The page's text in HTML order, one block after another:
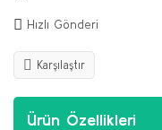
Hızlı Gönderi
Karşılaştır
Ürün Özellikleri